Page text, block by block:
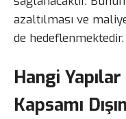
azaltılması ve
de hedeflenmektedir.
Hangi
Kapsamı